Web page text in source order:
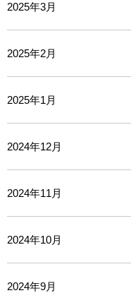
2025年3月
2025年2月
2025年1月
2024年12月
2024年11月
2024年10月
2024年9月